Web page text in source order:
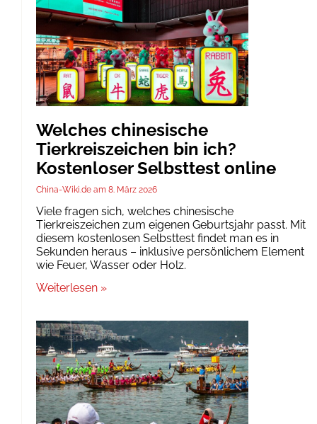
Welches chinesische
Tierkreiszeichen bin ich?
Kostenloser Selbsttest online
China-Wiki.de 8. März 2026
Viele fragen sich, welches chinesische
Tierkreiszeichen zum eigenen Geburtsjahr passt. Mit
diesem kostenlosen Selbsttest findet man es in
Sekunden heraus – inklusive persönlichem Element
wie Feuer, Wasser oder Holz.
Weiterlesen »